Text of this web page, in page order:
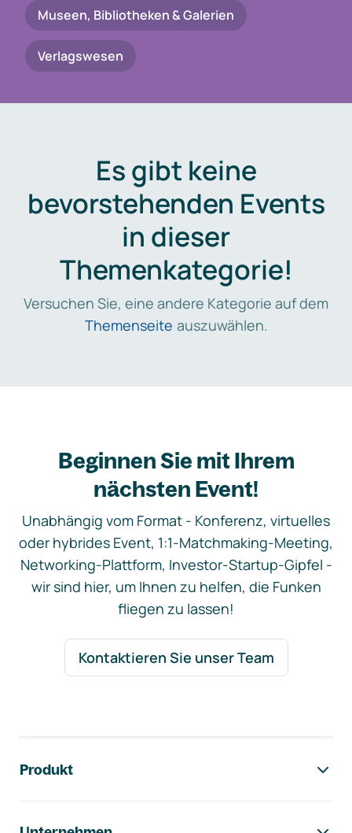
Museen, Bibliotheken & Galerien
Verlagswesen
Es gibt keine
bevorstehenden Events
in dieser
Themenkategorie!
Versuchen Sie, eine andere Kategorie auf dem
Themenseite auszuwählen.
Beginnen Sie mit Ihrem
nächsten Event!
Unabhängig vom Format - Konferenz, virtuelles
oder hybrides Event, 1:1-Matchmaking-Meeting,
Networking-Plattform, Investor-Startup-Gipfel -
wir sind hier, um Ihnen zu helfen, die Funken
fliegen zu lassen!
Kontaktieren Sie unser Team
Produkt